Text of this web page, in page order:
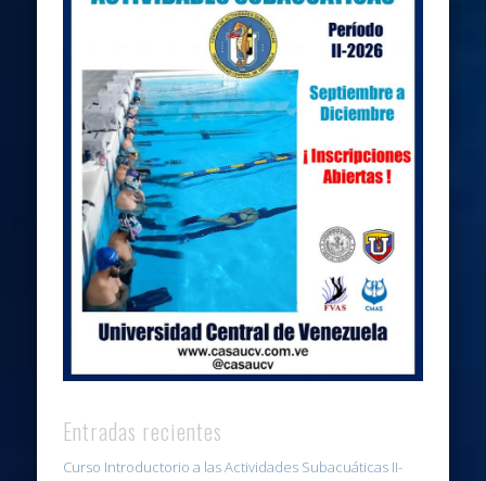
Entradas recientes
Curso Introductorio a las Actividades Subacuáticas II-